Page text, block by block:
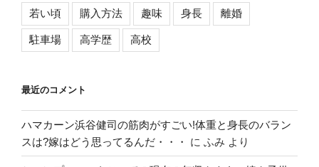
若い頃 購入方法 趣味 身長 離婚
駐車場 高学歴 高校
最近のコメント
ハマカーン浜谷健司の筋肉がすごい!体重と身長のバラン
スは?嫁はどう思ってるんだ・・・
に ふみ より